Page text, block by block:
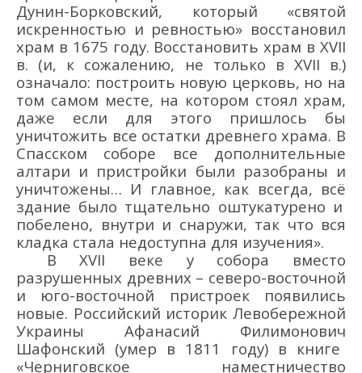
Дунин-Борковский, который «святой
искренностью и ревностью» восстановил
храм в 1675 году. Восстановить храм в XVII
в. (и, к сожалению, не только в XVII в.)
означало: построить новую церковь, но на
том самом месте, на котором стоял храм,
даже если для этого пришлось бы
уничтожить все остатки древнего храма. В
Спасском соборе все дополнительные
алтари и пристройки были разобраны и
уничтожены… И главное, как всегда, всё
здание было тщательно оштукатурено и
побелено, внутри и снаружи, так что вся
кладка стала недоступна для изучения».
ВXVII веке у собора вместо
разрушенных древних – северо-восточной
и юго-восточной пристроек появились
новые. Российский историк Левобережной
Украины Афанасий Филимонович
Шафонский (умер в 1811 году) в книге
«Черниговское наместничество